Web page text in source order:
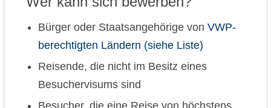
Bürger oder Staatsangehörige von VWP-
berechtigten Ländern (siehe Liste)
Reisende, die nicht im Besitz eines
Besuchervisums sind
Besucher, die eine Reise von höchstens